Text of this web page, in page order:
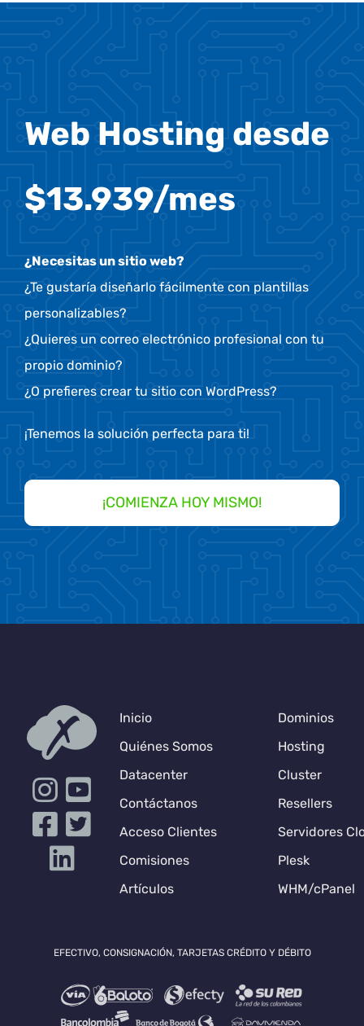
Web Hosting desde
$13.939/mes
¿Necesitas un sitio web?
¿Te gustaría diseñarlo fácilmente con plantillas
personalizables?
¿Quieres un correo electrónico profesional con tu
propio dominio?
¿O prefieres crear tu sitio con WordPress?
¡Tenemos la solución perfecta para ti!
¡COMIENZA HOY MISMO!
Inicio
Quiénes Somos
Datacenter
Contáctanos
Acceso Clientes
Comisiones
Artículos
Dominios
Hosting
Cluster
Resellers
Servidores
Plesk
WHM/cPanel
EFECTIVO, CONSIGNACIÓN, TARJETAS CRÉDITO Y DÉBITO